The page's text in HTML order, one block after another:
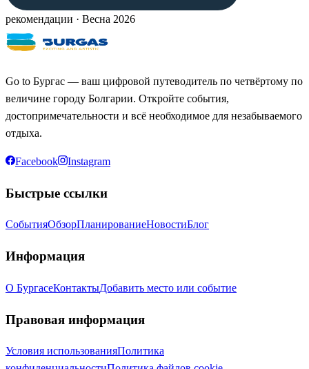
рекомендации · Весна 2026
Go to Бургас — ваш цифровой путеводитель по четвёртому по
величине городу Болгарии. Откройте события,
достопримечательности и всё необходимое для незабываемого
отдыха.
Facebook Instagram
Быстрые ссылки
СобытияОбзорПланированиеНовостиБлог
Информация
О БургасеКонтактыДобавить место или событие
Правовая информация
Условия использованияПолитика